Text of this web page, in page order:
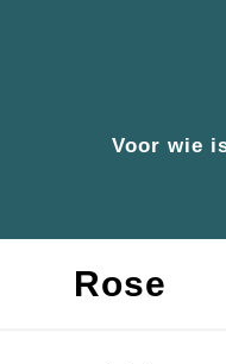
Voor wie
Rose